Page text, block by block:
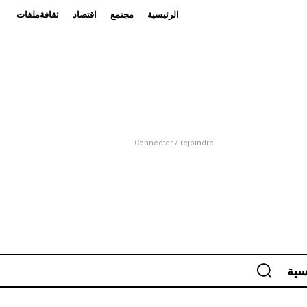
الرئيسية مجتمع اقتصاد ثقافةملفات
Connecter / rejoindre